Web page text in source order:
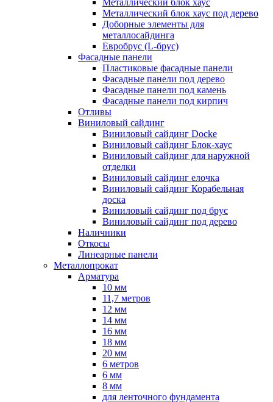
Металлический блок хаус
Металлический блок хаус под дерево
Доборные элементы для
металлосайдинга
Евробрус (L-брус)
Фасадные панели
Пластиковые фасадные панели
Фасадные панели под дерево
Фасадные панели под камень
Фасадные панели под кирпич
Отливы
Виниловый сайдинг
Виниловый сайдинг Docke
Виниловый сайдинг Блок-хаус
Виниловый сайдинг для наружной
отделки
Виниловый сайдинг елочка
Виниловый сайдинг Корабельная
доска
Виниловый сайдинг под брус
Виниловый сайдинг под дерево
Наличники
Откосы
Линеарные панели
Металлопрокат
Арматура
10 мм
11,7 метров
12 мм
14 мм
16 мм
18 мм
20 мм
6 метров
6 мм
8 мм
для ленточного фундамента